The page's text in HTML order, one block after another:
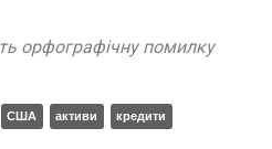
орфографічну помилку
США активи кредити